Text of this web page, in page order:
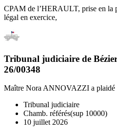
CPAM de l’HERAULT, prise en la
légal en exercice,
Tribunal judiciaire de
26/00348
Maître Nora ANNOVAZZI a plaidé
Tribunal judiciaire
Chamb. référés(sup 10000)
10 juillet 2026